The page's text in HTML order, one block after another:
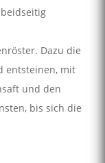
Dazu die
entsteinen, mit
und den
bis sich die